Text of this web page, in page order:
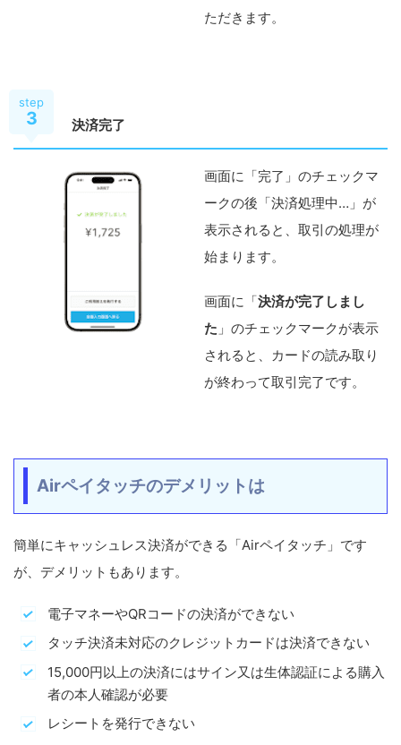
ただきます。
step
3 決済完了
画面に「完了」のチェックマ
ークの後「決済処理中…」が
表示されると、取引の処理が
始まります。
画面に「決済が完了しまし
た 」のチェックマークが表示
されると、カードの読み取り
が終わって取引完了です。
Airペイタッチのデメリットは
簡単にキャッシュレス決済ができる「Airペイタッチ」です
が、デメリットもあります。
電子マネーやQRコードの決済ができない
タッチ決済未対応のクレジットカードは決済できない
15,000円以上の決済にはサイン又は生体認証による購入
者の本人確認が必要
レシートを発行できない